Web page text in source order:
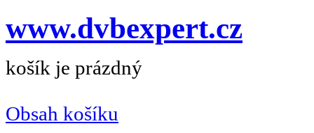
www.dvbexpert.cz
košík je prázdný
Obsah košíku